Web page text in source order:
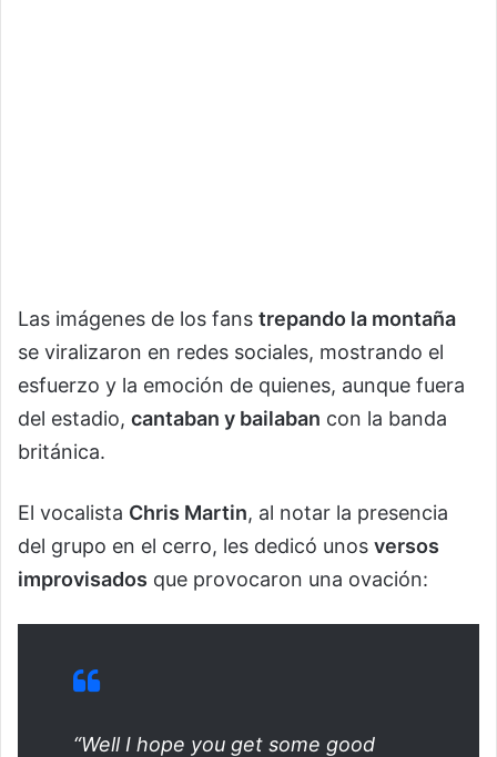
Las imágenes de los fans trepando la montaña
se viralizaron en redes sociales, mostrando el
esfuerzo y la emoción de quienes, aunque fuera
del estadio, cantaban y bailaban con la banda
británica.
El vocalista Chris Martin, al notar la presencia
del grupo en el cerro, les dedicó unos versos
improvisados que provocaron una ovación:
“Well I hope you get some good